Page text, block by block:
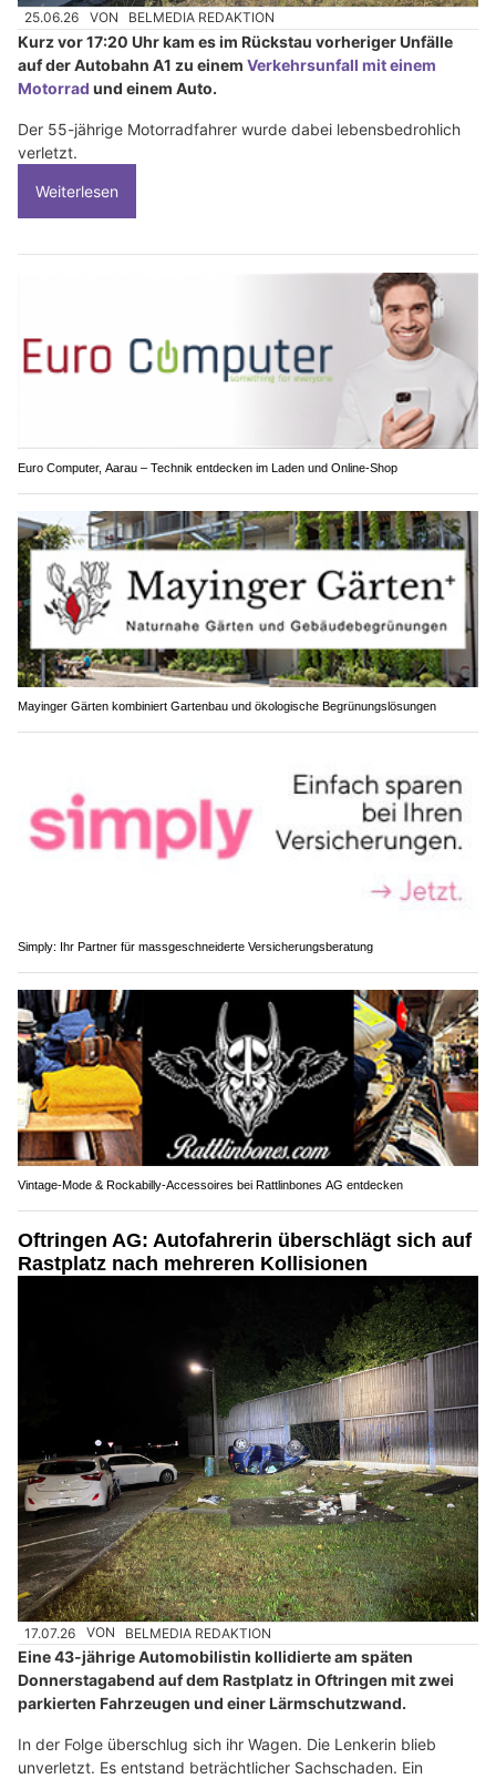
25.06.26 VON BELMEDIA REDAKTION
Kurz vor 17:20 Uhr kam es im Rückstau vorheriger Unfälle
auf der Autobahn A1 zu einem Verkehrsunfall mit einem
Motorrad und einem Auto.
Der 55-jährige Motorradfahrer wurde dabei lebensbedrohlich
verletzt.
Weiterlesen
Euro Computer, Aarau – Technik entdecken im Laden und Online-Shop
Mayinger Gärten kombiniert Gartenbau und ökologische Begrünungslösungen
Simply: Ihr Partner für massgeschneiderte Versicherungsberatung
Vintage-Mode & Rockabilly-Accessoires bei Rattlinbones AG entdecken
Oftringen AG: Autofahrerin überschlägt sich auf
Rastplatz nach mehreren Kollisionen
17.07.26 VON BELMEDIA REDAKTION
Eine 43-jährige Automobilistin kollidierte am späten
Donnerstagabend auf dem Rastplatz in Oftringen mit zwei
parkierten Fahrzeugen und einer Lärmschutzwand.
In der Folge überschlug sich ihr Wagen. Die Lenkerin blieb
unverletzt. Es entstand beträchtlicher Sachschaden. Ein